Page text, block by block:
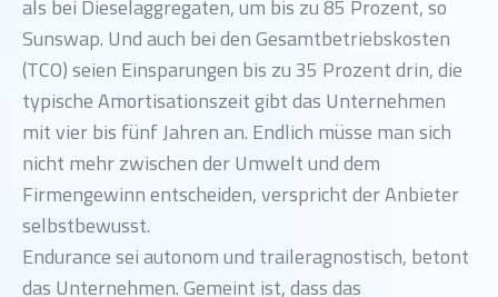
als bei Dieselaggregaten, um bis zu 85 Prozent, so
Sunswap. Und auch bei den Gesamtbetriebskosten
(TCO) seien Einsparungen bis zu 35 Prozent drin, die
typische Amortisationszeit gibt das Unternehmen
mit vier bis fünf Jahren an. Endlich müsse man sich
nicht mehr zwischen der Umwelt und dem
Firmengewinn entscheiden, verspricht der Anbieter
selbstbewusst.
Endurance sei autonom und traileragnostisch, betont
das Unternehmen. Gemeint ist, dass das